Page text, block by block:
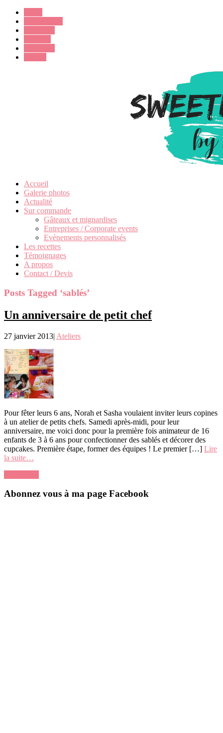
Accueil
Galerie photos
Actualité
Sur commande
Gâteaux et mignardises
Entreprises / Corporate events
Evènements personnalisés
Les recettes
Témoignages
A propos
Contact / Devis
Posts Tagged ‘sablés’
Un anniversaire de petit chef
27 janvier 2013| Ateliers
Pour fêter leurs 6 ans, Norah et Sasha voulaient inviter leurs copines
à un atelier de petits chefs. Samedi après-midi, pour leur
anniversaire, me voici donc pour la première fois animateur de 16
enfants de 3 à 6 ans pour confectionner des sablés et décorer des
cupcakes. Première étape, former des équipes ! Le premier […] Lire
la suite…
Abonnez vous à ma page Facebook